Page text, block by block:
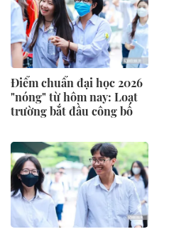
Điểm chuẩn đại học 2026
"nóng" từ hôm nay: Loạt
trường bắt đầu công bố